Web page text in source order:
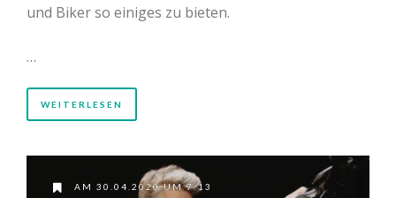
und Biker so einiges zu bieten.
…
WEITERLESEN
AM 30.04.2020 UM 7:13